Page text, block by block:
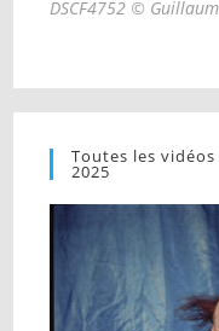
DSCF4752 ©
Toutes les
2025